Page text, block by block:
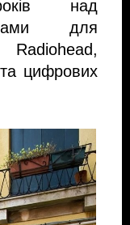
над
для
та цифрових